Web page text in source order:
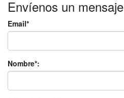
Envíenos un mensaje
Email*
Nombre*: